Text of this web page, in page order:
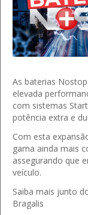
As baterias
elevada
com sistemas
potência extra e
Com esta
gama ainda mais
assegurando que
veículo.
Saiba mais junto
Bragalis